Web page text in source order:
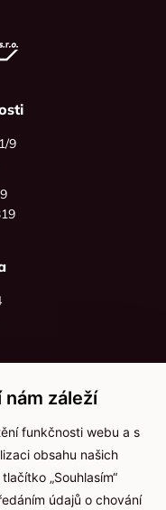
9
066
nám záleží
funkčnosti webu a s
obsahu našich
„Souhlasím“
údajů o chování